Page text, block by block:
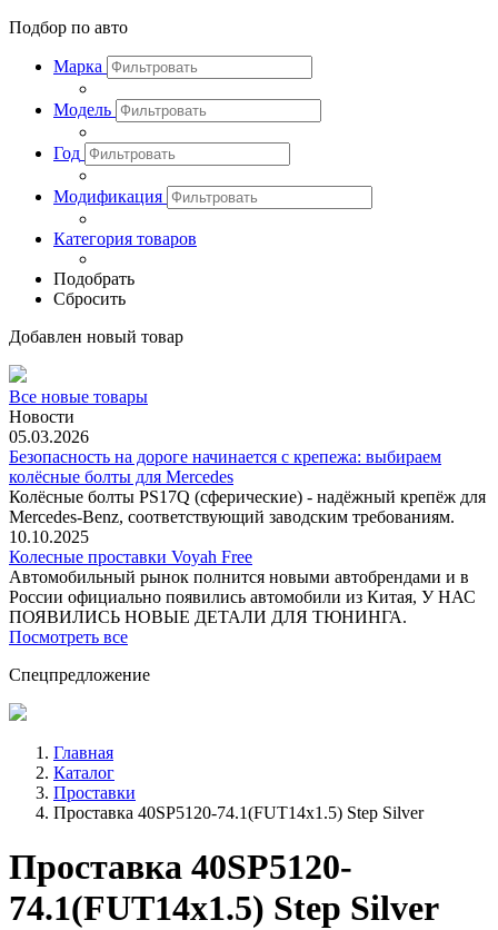
Подбор по авто
Марка
Модель
Год
Модификация
Категория товаров
Подобрать
Сбросить
Добавлен новый товар
Все новые товары
Новости
05.03.2026
Безопасность на дороге начинается с крепежа: выбираем
колёсные болты для Mercedes
Колёсные болты PS17Q (сферические) - надёжный крепёж для
Mercedes‑Benz, соответствующий заводским требованиям.
10.10.2025
Колесные проставки Voyah Free
Автомобильный рынок полнится новыми автобрендами и в
России официально появились автомобили из Китая, У НАС
ПОЯВИЛИСЬ НОВЫЕ ДЕТАЛИ ДЛЯ ТЮНИНГА.
Посмотреть все
Спецпредложение
Главная
Каталог
Проставки
Проставка 40SP5120-74.1(FUT14x1.5) Step Silver
Проставка 40SP5120-
74.1(FUT14x1.5) Step Silver